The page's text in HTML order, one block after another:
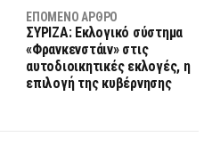
ΕΠΌΜΕΝΟ ΆΡΘΡΟ
ΣΥΡΙΖΑ: Εκλογικό σύστημα
«Φρανκενστάιν» στις
αυτοδιοικητικές εκλογές, η
επιλογή της κυβέρνησης